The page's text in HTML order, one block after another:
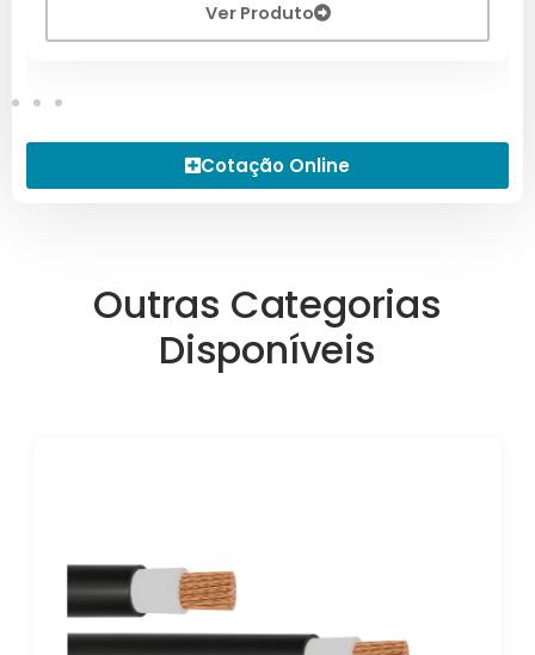
Ver Produto
Cotação Online
Outras Categorias
Disponíveis